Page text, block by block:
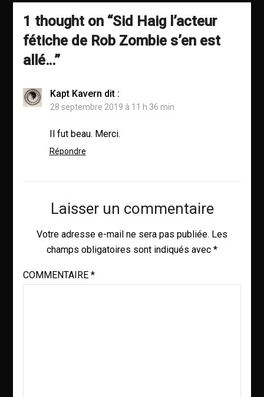
1 thought on “Sid Haig l’acteur
fétiche de Rob Zombie s’en est
allé…”
Kapt Kavern dit :
28 septembre 2019 à 11 h 36 min
Il fut beau. Merci.
Répondre
Laisser un commentaire
Votre adresse e-mail ne sera pas publiée. Les
champs obligatoires sont indiqués avec *
COMMENTAIRE *